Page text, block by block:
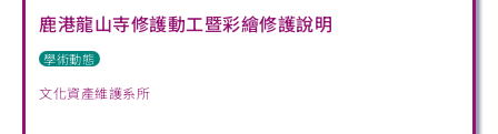
鹿港龍山寺修護動工暨彩繪修護說明
學術動態
文化資產維護系所